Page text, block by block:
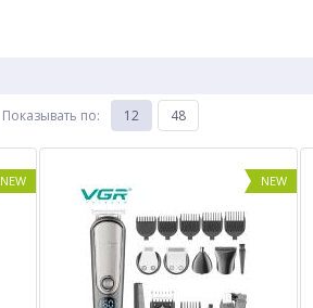
Показывать по: 12 48
NEW NEW